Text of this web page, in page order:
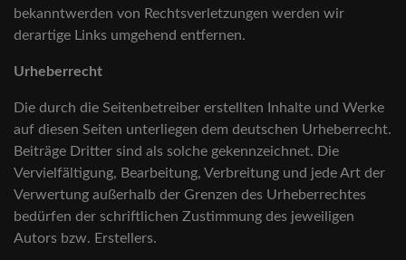
bekanntwerden von Rechtsverletzungen werden wir
derartige Links umgehend entfernen.
Urheberrecht
Die durch die Seitenbetreiber erstellten Inhalte und Werke
auf diesen Seiten unterliegen dem deutschen Urheberrecht.
Beiträge Dritter sind als solche gekennzeichnet. Die
Vervielfältigung, Bearbeitung, Verbreitung und jede Art der
Verwertung außerhalb der Grenzen des Urheberrechtes
bedürfen der schriftlichen Zustimmung des jeweiligen
Autors bzw. Erstellers.